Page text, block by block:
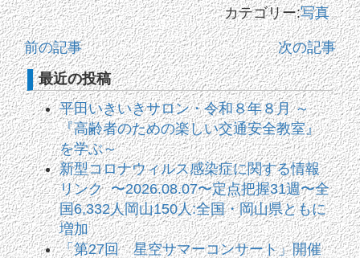
カテゴリー:写真
前の記事
次の記事
最近の投稿
平田いきいきサロン・令和８年８月 ～
『高齢者のための楽しい交通安全教室』
を学ぶ～
新型コロナウィルス感染症に関する情報
リンク 〜2026.08.07〜定点把握31週〜全
国6,332人岡山150人:全国・岡山県ともに
増加
「第27回 星空サマーコンサート」開催